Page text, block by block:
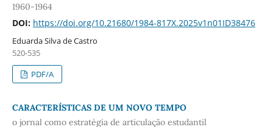
1960-1964
DOI: https://doi.org/10.21680/1984-817X.2025v1n01ID38476
Eduarda Silva de Castro
520-535
PDF/A
CARACTERÍSTICAS DE UM NOVO TEMPO
o jornal como estratégia de articulação estudantil